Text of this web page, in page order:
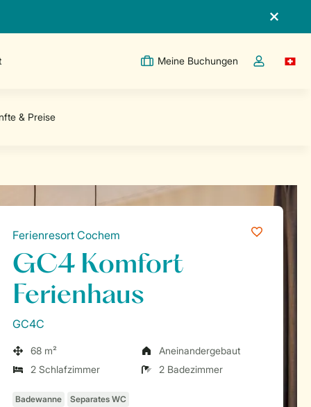
Meine Buchungen
Dropdown-
Ferienresort Cochem
GC4 Komfort
Ferienhaus
GC4C
68 m²
Aneinandergebaut
2 Schlafzimmer
2 Badezimmer